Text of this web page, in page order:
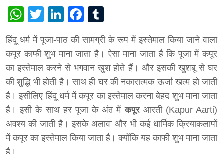
WhatsApp
TwitterLinkedInFacebook
हिंदू धर्म में पूजा-पाठ की सामग्री के रूप में इस्तेमाल किया जाने वाला
कपूर काफी शुभ माना जाता है। ऐसा माना जाता है कि पूजा में कपूर
का इस्तेमाल करने से भगवान खुश होते हैं। और इसकी खुशबू से घर
की शुद्धि भी होती है। साथ ही घर की नकारात्मक ऊर्जा खत्म हो जाती
है। इसीलिए हिंदू धर्म में कपूर का इस्तेमाल करना बेहद शुभ माना जाता
है। इसी के साथ हर पूजा के अंत मेंकपूरआरती (Kapur Aarti)
अवश्य की जाती है। इसके अलावा और भी कई धार्मिक क्रियाकलापों
में कपूर का इस्तेमाल किया जाता है। क्योंकि यह काफी शुभ माना जाता
है।